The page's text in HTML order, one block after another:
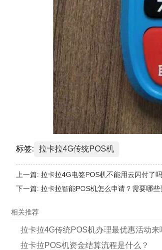
标签: 拉卡拉4G传统POS机
上一篇: 拉卡拉4G电签POS机不能用云闪付了
下一篇: 拉卡拉智能POS机怎么申请？需要哪些
相关推荐
拉卡拉4G传统POS机办理最优惠活动来
拉卡拉POS机资金结算流程是什么？